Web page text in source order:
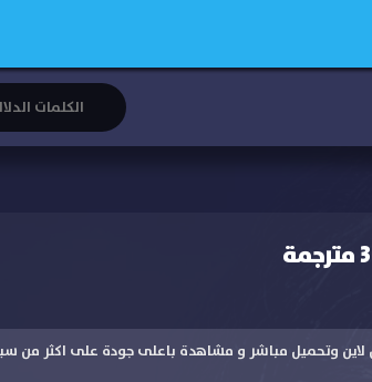
36 مترجمة مباشرة اون لاين وتحميل مباشر و مشاهدة باعلى جودة على اكثر